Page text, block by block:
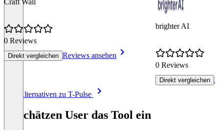
Craft Wall
0 Reviews
Direkt vergleichen Reviews ansehen
brighter AI
0 Reviews
Direkt vergleichen
Alle Alternativen zu T-Pulse
So schätzen User das Tool ein